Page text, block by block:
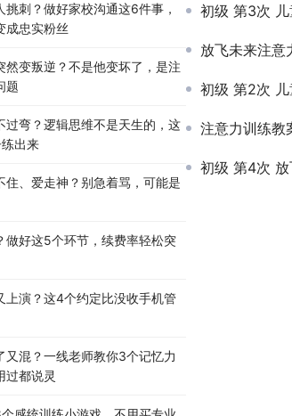
初级 第3次 儿童注
放飞未来注意
初级 第2次
注意力训练教案-初
初级 第4次 放
挑刺？做好家校沟通这6件事，
成忠实粉丝
然变叛逆？不是他变坏了，是注
题
过弯？逻辑思维不是天生的，这
出来
住、爱走神？别急着骂，可能是
做好这5个环节，续费率轻松突
上演？这4个约定比没收手机管
又混？一线老师教你3个记忆力
过都说灵